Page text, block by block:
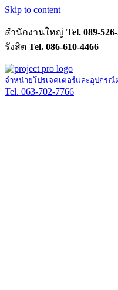
Skip to content
สำนักงานใหญ่ Tel. 089-
รังสิต Tel. 086-610-4466
จำหน่ายโปรเจคเตอร์และอุปกร
Tel. 063-702-7766